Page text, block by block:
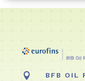
 BFB OIL